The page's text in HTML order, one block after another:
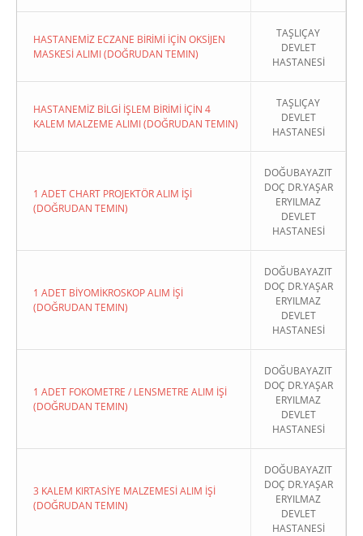
HASTANEMİZ ECZANE BİRİMİ İÇİN OKSİJEN
MASKESİ ALIMI (DOĞRUDAN TEMIN)
TAŞLIÇAY
DEVLET
HASTANESİ
HASTANEMİZ BİLGİ İŞLEM BİRİMİ İÇİN 4
KALEM MALZEME ALIMI (DOĞRUDAN TEMIN)
TAŞLIÇAY
DEVLET
HASTANESİ
1 ADET CHART PROJEKTÖR ALIM İŞİ
(DOĞRUDAN TEMIN)
DOĞUBAYAZIT
DOÇ DR.YAŞAR
ERYILMAZ
DEVLET
HASTANESİ
1 ADET BİYOMİKROSKOP ALIM İŞİ
(DOĞRUDAN TEMIN)
DOĞUBAYAZIT
DOÇ DR.YAŞAR
ERYILMAZ
DEVLET
HASTANESİ
1 ADET FOKOMETRE / LENSMETRE ALIM İŞİ
(DOĞRUDAN TEMIN)
DOĞUBAYAZIT
DOÇ DR.YAŞAR
ERYILMAZ
DEVLET
HASTANESİ
3 KALEM KIRTASİYE MALZEMESİ ALIM İŞİ
(DOĞRUDAN TEMIN)
DOĞUBAYAZIT
DOÇ DR.YAŞAR
ERYILMAZ
DEVLET
HASTANESİ